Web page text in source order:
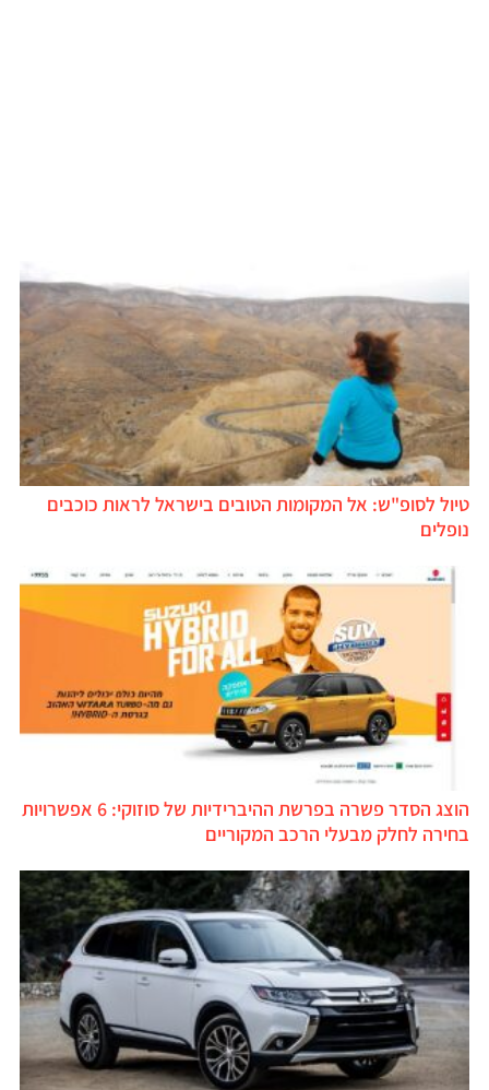
טיול לסופ"ש: אל המקומות הטובים בישראל לראות כוכבים
נופלים
הוצג הסדר פשרה בפרשת ההיברידיות של סוזוקי: 6 אפשרויות
בחירה לחלק מבעלי הרכב המקוריים